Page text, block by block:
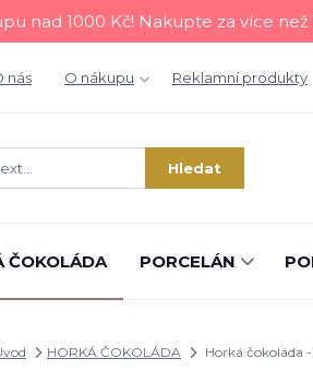
nad 1000 Kč! Nakupte za více
nás O nákupu Reklamní produkty
Hledat
ČOKOLÁDA PORCELÁN
HORKÁ ČOKOLÁDA Horká čokoláda -